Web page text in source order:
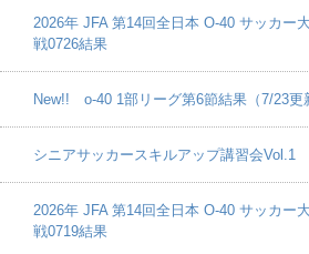
2026年 JFA 第14回全日本 O-40 サッカー
戦0726結果
New!! o-40 1部リーグ第6節結果（7/23更
シニアサッカースキルアップ講習会Vol.1
2026年 JFA 第14回全日本 O-40 サッカー
戦0719結果